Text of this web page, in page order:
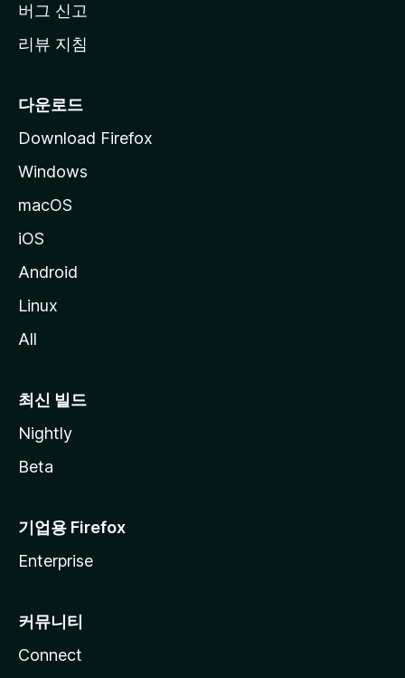
버그 신고
리뷰 지침
다운로드
Download Firefox
Windows
macOS
iOS
Android
Linux
All
최신 빌드
Nightly
Beta
기업용 Firefox
Enterprise
커뮤니티
Connect